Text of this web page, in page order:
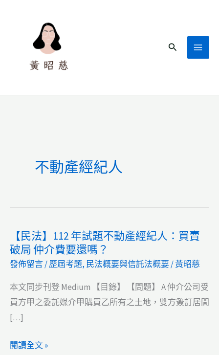
搜
不動產經紀人
【民法】112 年試題不動產經紀人：買賣
破局 仲介費要還嗎？
發佈留言/歷屆考題, 民法概要與信託法概要 /黃昭慈
本文同步刊登 Medium 【目錄】 【問題】 A 仲介公司受
買方甲之委託媒介甲購買乙所有之土地，雙方簽訂居間
[…]
【民
閱讀全文 »